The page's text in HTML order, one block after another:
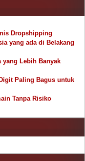
Dropshipping
yang ada di Belakang
yang Lebih Banyak
Paling Bagus untuk
Tanpa Risiko